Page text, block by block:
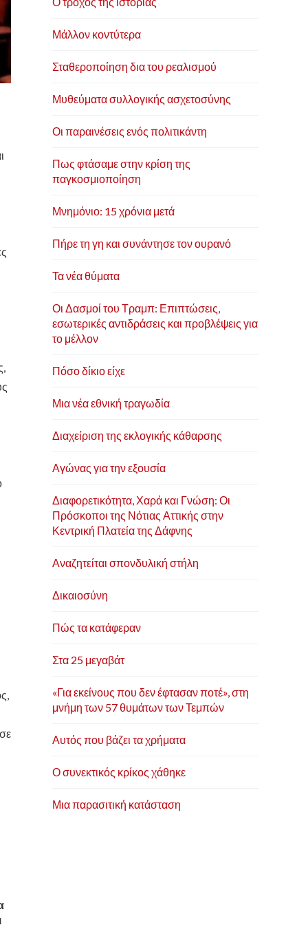
Μάλλον κοντύτερα
Σταθεροποίηση δια του ρεαλισμού
Μυθεύματα συλλογικής ασχετοσύνης
Οι παραινέσεις ενός πολιτικάντη
Πως φτάσαμε στην κρίση της
παγκοσμιοποίηση
Μνημόνιο: 15 χρόνια μετά
Πήρε τη γη και συνάντησε τον ουρανό
Τα νέα θύματα
Οι Δασμοί του Τραμπ: Επιπτώσεις,
εσωτερικές αντιδράσεις και προβλέψεις για
το μέλλον
Πόσο δίκιο είχε
Μια νέα εθνική τραγωδία
Διαχείριση της εκλογικής κάθαρσης
Αγώνας για την εξουσία
Διαφορετικότητα, Χαρά και Γνώση: Οι
Πρόσκοποι της Νότιας Αττικής στην
Κεντρική Πλατεία της Δάφνης
Αναζητείται σπονδυλική στήλη
Δικαιοσύνη
Πώς τα κατάφεραν
Στα 25 μεγαβάτ
«Για εκείνους που δεν έφτασαν ποτέ», στη
μνήμη των 57 θυμάτων των Τεμπών
Αυτός που βάζει τα χρήματα
Ο συνεκτικός κρίκος χάθηκε
Μια παρασιτική κατάσταση